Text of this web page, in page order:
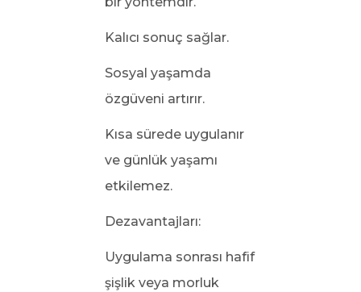
Kalıcı sonuç sağlar.
Sosyal yaşamda
özgüveni artırır.
Kısa sürede uygulanır
ve günlük yaşamı
etkilemez.
Dezavantajları:
Uygulama sonrası hafif
şişlik veya morluk